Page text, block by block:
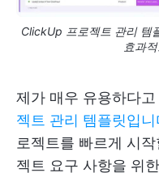
ClickUp 프로젝트 관리 템
효과
제가 매우 유용하다
젝트 관리 템플릿입니
로젝트를 빠르게 시
젝트 요구 사항을 위